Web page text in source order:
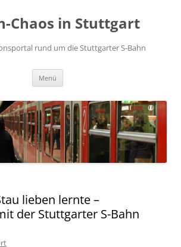
Chaos in Stuttgart
rund um die Stuttgarter S-Bahn
Menü
lieben lernte –
der Stuttgarter S-Bahn